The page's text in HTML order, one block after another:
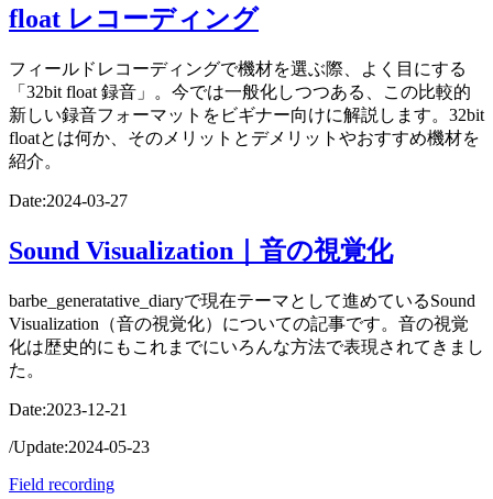
float レコーディング
フィールドレコーディングで機材を選ぶ際、よく目にする
「32bit float 録音」。今では一般化しつつある、この比較的
新しい録音フォーマットをビギナー向けに解説します。32bit
floatとは何か、そのメリットとデメリットやおすすめ機材を
紹介。
Date:2024-03-27
Sound Visualization｜音の視覚化
barbe_generatative_diaryで現在テーマとして進めているSound
Visualization（音の視覚化）についての記事です。音の視覚
化は歴史的にもこれまでにいろんな方法で表現されてきまし
た。
Date:2023-12-21
/Update:2024-05-23
Field recording